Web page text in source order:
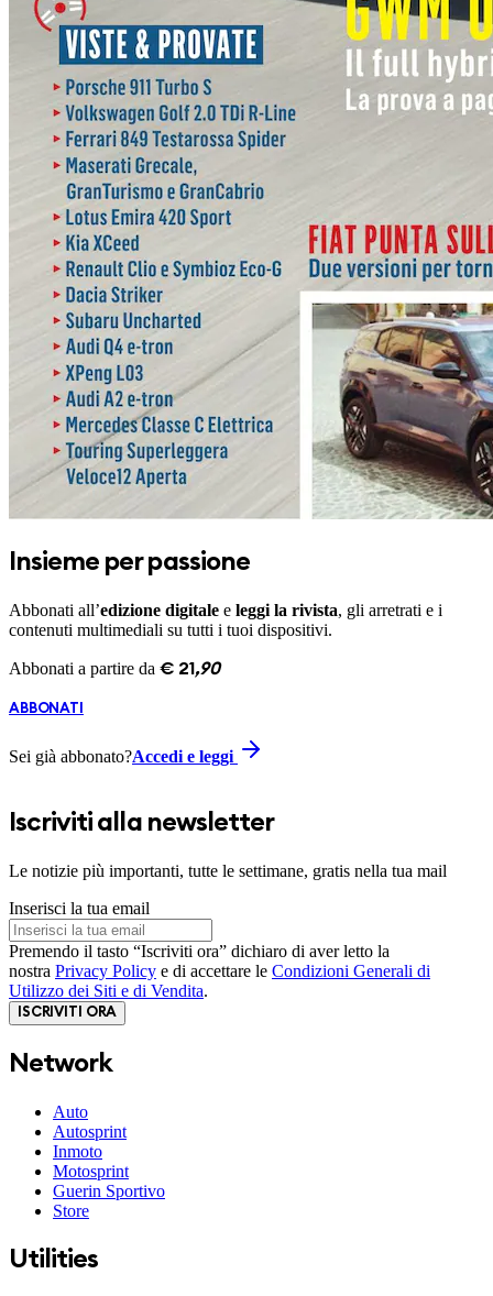
Insieme per passione
Abbonati all’edizione digitale e leggi la rivista, gli arretrati e i
contenuti multimediali su tutti i tuoi dispositivi.
Abbonati a partire da € 21 ,90
ABBONATI
Sei già abbonato?Accedi e leggi
Iscriviti alla newsletter
Le notizie più importanti, tutte le settimane, gratis nella tua mail
Inserisci la tua email
Premendo il tasto “Iscriviti ora” dichiaro di aver letto la
nostra Privacy Policy e di accettare le Condizioni Generali di
Utilizzo dei Siti e di Vendita.
ISCRIVITI ORA
Network
Auto
Autosprint
Inmoto
Motosprint
Guerin Sportivo
Store
Utilities